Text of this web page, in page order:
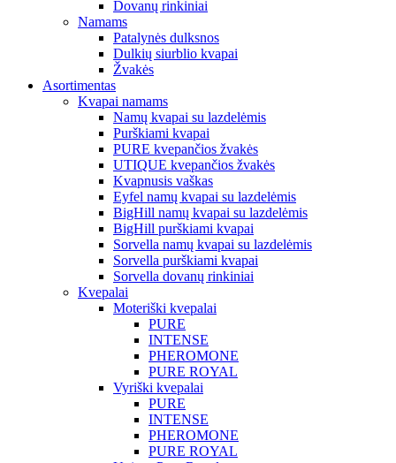
Dovanų rinkiniai
Namams
Patalynės dulksnos
Dulkių siurblio kvapai
Žvakės
Asortimentas
Kvapai namams
Namų kvapai su lazdelėmis
Purškiami kvapai
PURE kvepančios žvakės
UTIQUE kvepančios žvakės
Kvapnusis vaškas
Eyfel namų kvapai su lazdelėmis
BigHill namų kvapai su lazdelėmis
BigHill purškiami kvapai
Sorvella namų kvapai su lazdelėmis
Sorvella purškiami kvapai
Sorvella dovanų rinkiniai
Kvepalai
Moteriški kvepalai
PURE
INTENSE
PHEROMONE
PURE ROYAL
Vyriški kvepalai
PURE
INTENSE
PHEROMONE
PURE ROYAL